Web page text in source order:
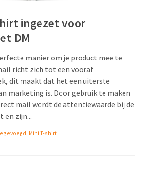
ingezet voor
DM
manier om je product mee te
richt zich tot een vooraf
dit maakt dat het een uiterste
marketing is. Door gebruik te maken
mail wordt de attentiewaarde bij de
en zijn...
Mini T-shirt